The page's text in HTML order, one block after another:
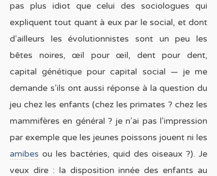
pas plus idiot que celui des sociologues qui
expliquent tout quant à eux par le social, et dont
d’ailleurs les évolutionnistes sont un peu les
bêtes noires, œil pour œil, dent pour dent,
capital génétique pour capital social — je me
demande s’ils ont aussi réponse à la question du
jeu chez les enfants (chez les primates ? chez les
mammifères en général ? je n’ai pas l’impression
par exemple que les jeunes poissons jouent ni les
amibes ou les bactéries, quid des oiseaux ?). Je
veux dire : la disposition innée des enfants au